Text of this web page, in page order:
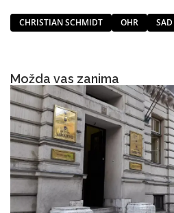
CHRISTIAN SCHMIDT OHR SAD
Možda vas zanima